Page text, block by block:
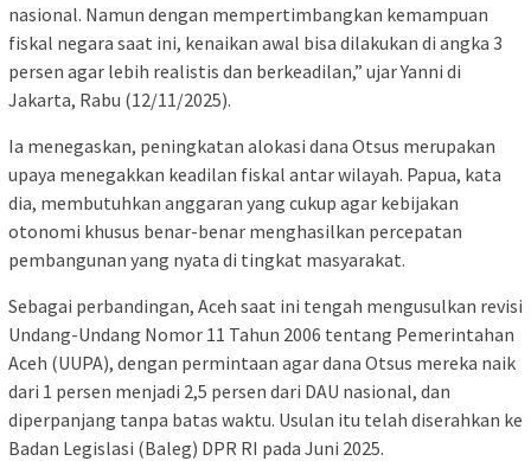
nasional. Namun dengan mempertimbangkan kemampuan
fiskal negara saat ini, kenaikan awal bisa dilakukan di angka 3
persen agar lebih realistis dan berkeadilan,” ujar Yanni di
Jakarta, Rabu (12/11/2025).
Ia menegaskan, peningkatan alokasi dana Otsus merupakan
upaya menegakkan keadilan fiskal antar wilayah. Papua, kata
dia, membutuhkan anggaran yang cukup agar kebijakan
otonomi khusus benar-benar menghasilkan percepatan
pembangunan yang nyata di tingkat masyarakat.
Sebagai perbandingan, Aceh saat ini tengah mengusulkan revisi
Undang-Undang Nomor 11 Tahun 2006 tentang Pemerintahan
Aceh (UUPA), dengan permintaan agar dana Otsus mereka naik
dari 1 persen menjadi 2,5 persen dari DAU nasional, dan
diperpanjang tanpa batas waktu. Usulan itu telah diserahkan ke
Badan Legislasi (Baleg) DPR RI pada Juni 2025.